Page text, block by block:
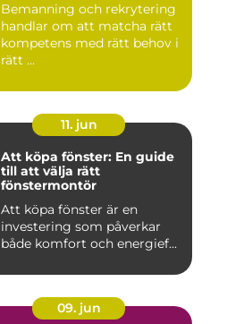
Bemanning och rekrytering
handlar om att matcha rätt
kompetens med rätt behov i
rätt ...
11. jun
Att köpa fönster: En guide
till att välja rätt
fönstermontör
Att köpa fönster är en
investering som påverkar
både komfort och energief...
09. jun